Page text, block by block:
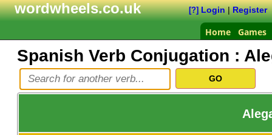
wordwheels.co.uk [?] Login|Register
Home Games
Spanish Verb Conjugation :